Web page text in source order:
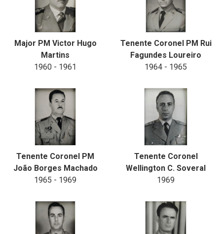
Major PM Victor Hugo
Martins
1960 - 1961
Tenente Coronel PM Rui
Fagundes Loureiro
1964 - 1965
Tenente Coronel PM
João Borges Machado
1965 - 1969
Tenente Coronel
Wellington C. Soveral
1969